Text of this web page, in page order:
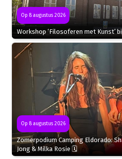
Op 8 augustus 2026
Workshop ‘Filosoferen met Kunst’
Op 8 augustus 2026
Zomerpodium Camping Eldorado:
Jong & Milka Rosie 🗓